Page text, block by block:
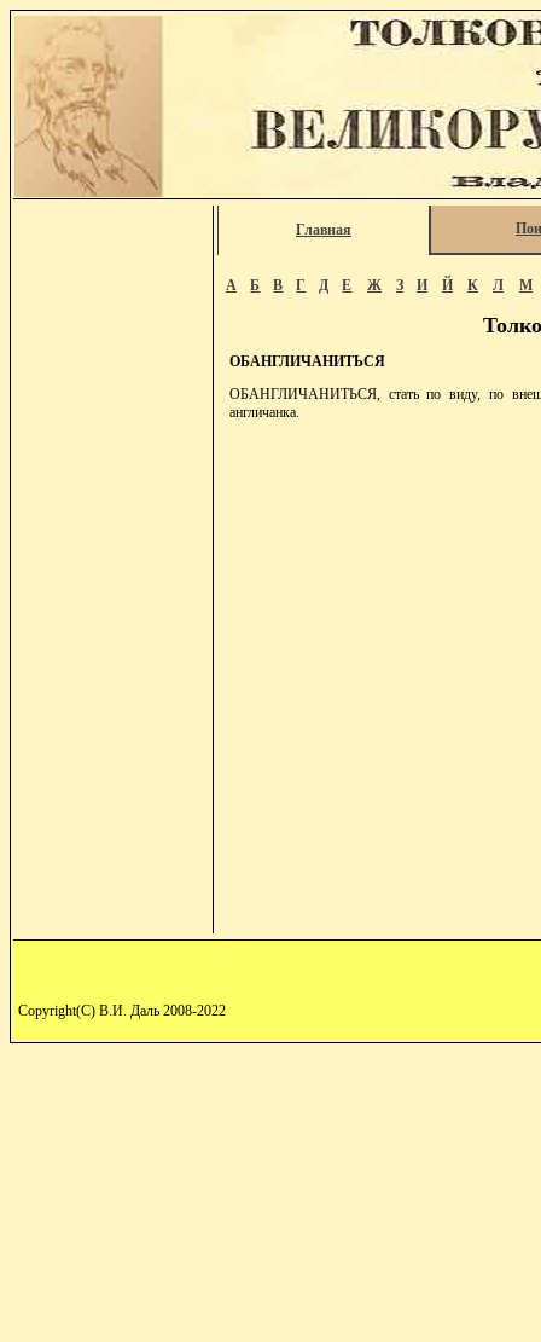
Главная
А Б В Г Д Е Ж З И Й К Л М
ОБАНГЛИЧАНИТЬСЯ
ОБАНГЛИЧАНИТЬСЯ, стать по виду, по
англичанка.
Copyright(C) В.И. Даль 2008-2022